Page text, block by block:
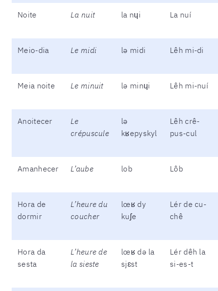
Noite La nuit la nɥi La nuí
Meio-dia Le midi lə midi Lêh mi-di
Meia noite Le minuit lə minɥi Lêh mi-nuí
Anoitecer
Le
crépuscule
lə
kʁepyskyl
Lêh crê-
pus-cul
Amanhecer L’aube lob Lôb
Hora de
dormir
L’heure du
coucher
lœʁ dy
kuʃe
Lér de cu-
chê
Hora da
sesta
L’heure de
la sieste
lœʁ də la
sjɛst
Lér dêh la
si-es-t